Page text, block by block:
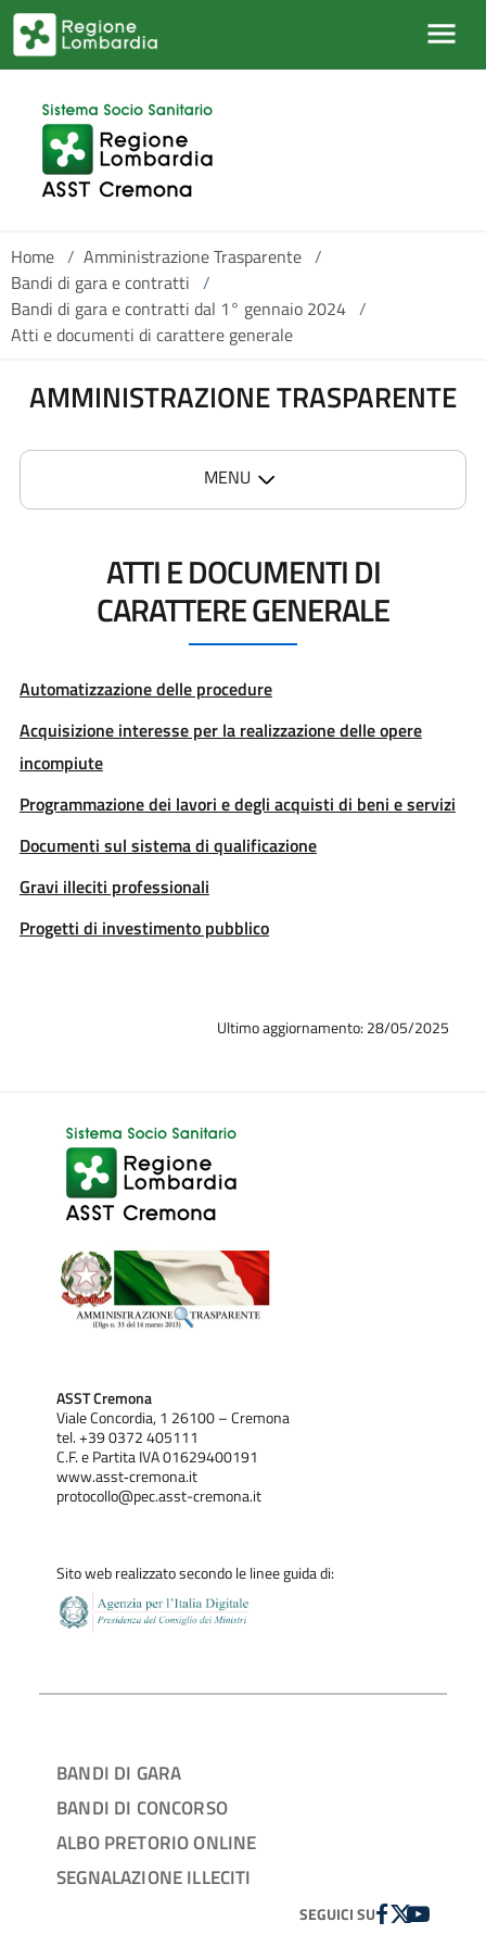
Salta al contenuto principale
Home / Amministrazione Trasparente /
Bandi di gara e contratti /
Bandi di gara e contratti dal 1° gennaio 2024 /
Atti e documenti di carattere generale
AMMINISTRAZIONE TRASPARENTE
MENU
ATTI E DOCUMENTI DI
CARATTERE GENERALE
Automatizzazione delle procedure
Acquisizione interesse per la realizzazione delle opere
incompiute
Programmazione dei lavori e degli acquisti di beni e servizi
Documenti sul sistema di qualificazione
Gravi illeciti professionali
Progetti di investimento pubblico
Ultimo aggiornamento: 28/05/2025
ASST Cremona
Viale Concordia, 1 26100 – Cremona
tel. +39 0372 405111
C.F. e Partita IVA 01629400191
www.asst‐cremona.it
protocollo@pec.asst-cremona.it
Sito web realizzato secondo le linee guida di:
BANDI DI GARA
BANDI DI CONCORSO
ALBO PRETORIO ONLINE
SEGNALAZIONE ILLECITI
SEGUICI SUFACEBOOK
TWITTER
YOUTUBE